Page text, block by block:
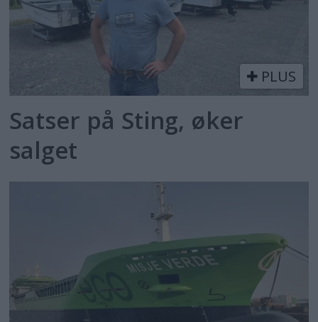
PLUS
Satser på Sting, øker
salget